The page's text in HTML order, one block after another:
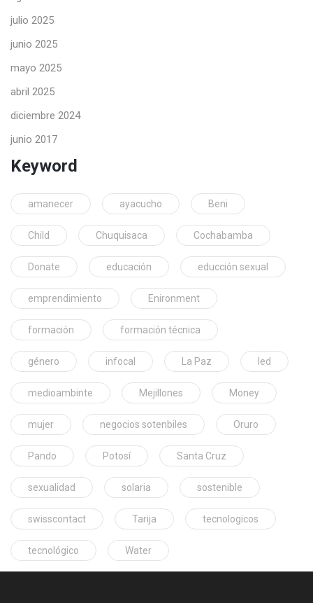
julio 2025
junio 2025
mayo 2025
abril 2025
diciembre 2024
junio 2017
Keyword
amanecer ayacucho Beni
Child Chuquisaca Cochabamba
Donate educación educción sexual
emprendimiento Enironment
formación formación técnica
género infocal La Paz led
medioambinte Mejillones Money
mujer negocios sotenbiles Oruro
Pando Potosí Santa Cruz
sexualidad solaria sostenible
swisscontact Tarija tecnologicos
tecnológico Water